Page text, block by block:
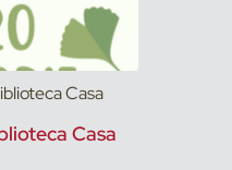
Casa
Casa